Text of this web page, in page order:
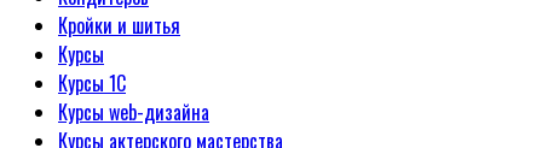
Кройки и шитья
Курсы
Курсы 1С
Курсы web-дизайна
Курсы актерского мастерства